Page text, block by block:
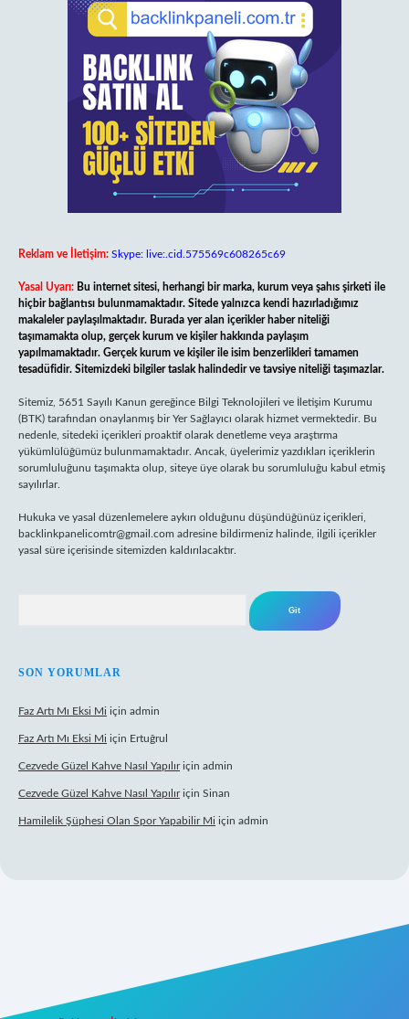
Reklam ve İletişim: Skype: live:.cid.575569c608265c69
Yasal Uyarı: Bu internet sitesi, herhangi bir marka, kurum veya şahıs şirketi ile
hiçbir bağlantısı bulunmamaktadır. Sitede yalnızca kendi hazırladığımız
makaleler paylaşılmaktadır. Burada yer alan içerikler haber niteliği
taşımamakta olup, gerçek kurum ve kişiler hakkında paylaşım
yapılmamaktadır. Gerçek kurum ve kişiler ile isim benzerlikleri tamamen
tesadüfidir. Sitemizdeki bilgiler taslak halindedir ve tavsiye niteliği taşımazlar.
Sitemiz, 5651 Sayılı Kanun gereğince Bilgi Teknolojileri ve İletişim Kurumu
(BTK) tarafından onaylanmış bir Yer Sağlayıcı olarak hizmet vermektedir. Bu
nedenle, sitedeki içerikleri proaktif olarak denetleme veya araştırma
yükümlülüğümüz bulunmamaktadır. Ancak, üyelerimiz yazdıkları içeriklerin
sorumluluğunu taşımakta olup, siteye üye olarak bu sorumluluğu kabul etmiş
sayılırlar.
Hukuka ve yasal düzenlemelere aykırı olduğunu düşündüğünüz içerikleri,
backlinkpanelicomtr@gmail.com adresine bildirmeniz halinde, ilgili içerikler
yasal süre içerisinde sitemizden kaldırılacaktır.
SON YORUMLAR
Faz Artı Mı Eksi Mi için admin
Faz Artı Mı Eksi Mi için Ertuğrul
Cezvede Güzel Kahve Nasıl Yapılıriçin admin
Cezvede Güzel Kahve Nasıl Yapılıriçin Sinan
Hamilelik Şüphesi Olan Spor Yapabilir Mi için admin